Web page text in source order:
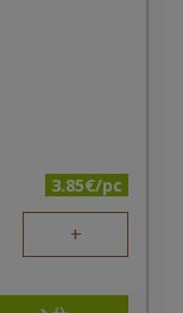
3.85€/pc
+